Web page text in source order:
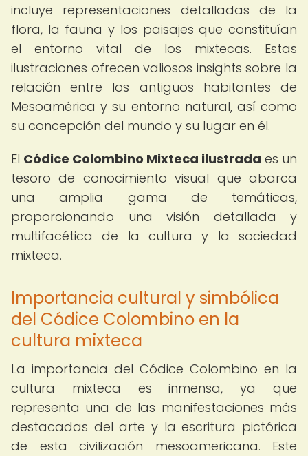
incluye representaciones detalladas de la
flora, la fauna y los paisajes que constituían
el entorno vital de los mixtecas. Estas
ilustraciones ofrecen valiosos insights sobre la
relación entre los antiguos habitantes de
Mesoamérica y su entorno natural, así como
su concepción del mundo y su lugar en él.
El Códice Colombino Mixteca ilustrada es un
tesoro de conocimiento visual que abarca
una amplia gama de temáticas,
proporcionando una visión detallada y
multifacética de la cultura y la sociedad
mixteca.
Importancia cultural y simbólica
del Códice Colombino en la
cultura mixteca
La importancia del Códice Colombino en la
cultura mixteca es inmensa, ya que
representa una de las manifestaciones más
destacadas del arte y la escritura pictórica
de esta civilización mesoamericana. Este